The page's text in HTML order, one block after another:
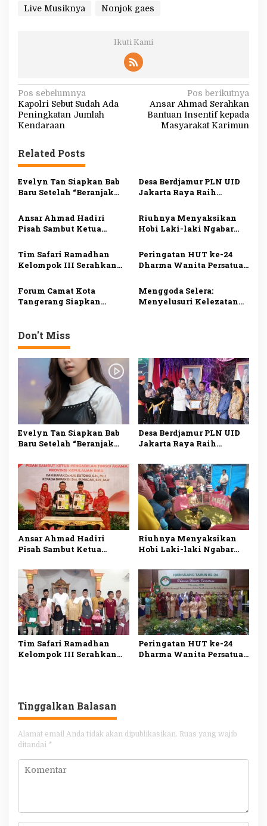
Live Musiknya Nonjok gaes
Ikuti Kami
N
a
v
i
g
a
s
i
p
o
s
Pos sebelumnya
Kapolri Sebut Sudah Ada
Peningkatan Jumlah
Kendaraan
Pos berikutnya
Ansar Ahmad Serahkan
Bantuan Insentif kepada
Masyarakat Karimun
Related Posts
Evelyn Tan Siapkan Bab
Baru Setelah “Beranjak
Berlanjut di 2026
Desa Berdjamur PLN UID
Jakarta Raya Raih
2024
Ansar Ahmad Hadiri
Pisah Sambut Ketua
Agama Kepri
Riuhnya Menyaksikan
Hobi Laki-laki Ngabar
Madiun
Tim Safari Ramadhan
Kelompok III Serahkan
dan Anak Yatim
Peringatan HUT ke-24
Dharma Wanita Persatuan
Forum Camat Kota
Tangerang Siapkan
Menggoda Selera:
Menyelusuri Kelezatan
Don't Miss
Evelyn Tan Siapkan Bab
Baru Setelah “Beranjak
Berlanjut di 2026
Desa Berdjamur PLN UID
Jakarta Raya Raih
2024
Ansar Ahmad Hadiri
Pisah Sambut Ketua
Agama Kepri
Riuhnya Menyaksikan
Hobi Laki-laki Ngabar
Madiun
Tim Safari Ramadhan
Kelompok III Serahkan
Peringatan HUT ke-24
Dharma Wanita Persatuan
Tinggalkan Balasan
Alamat email Anda tidak akan dipublikasikan. Ruas yang wajib
ditandai *